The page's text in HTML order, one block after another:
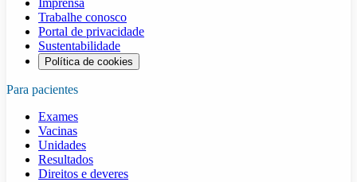
Imprensa
Trabalhe conosco
Portal de privacidade
Sustentabilidade
Política de cookies
Para pacientes
Exames
Vacinas
Unidades
Resultados
Direitos e deveres